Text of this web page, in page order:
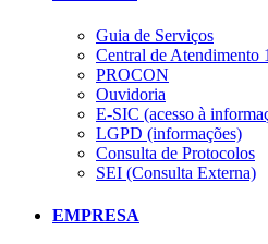
Guia de Serviços
Central de Atendimento
PROCON
Ouvidoria
E-SIC (acesso à
LGPD (informações)
Consulta de Protocolos
SEI (Consulta Externa)
EMPRESA